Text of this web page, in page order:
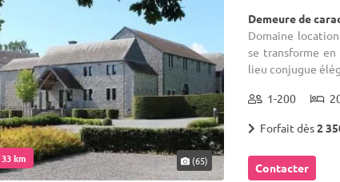
km (65)
Demeure de
Domaine
se transforme
lieu conjugue
1-200
Forfait dès2
Contacter